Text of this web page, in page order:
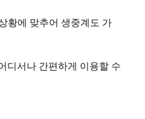
황에 맞추어 생중계도 가
디서나 간편하게 이용할 수